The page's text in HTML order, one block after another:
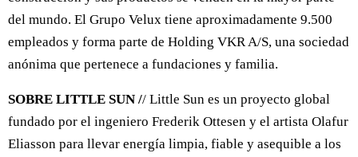
del mundo. El Grupo Velux tiene aproximadamente 9.500
empleados y forma parte de Holding VKR A/S, una sociedad
anónima que pertenece a fundaciones y familia.
SOBRE LITTLE SUN // Little Sun es un proyecto global
fundado por el ingeniero Frederik Ottesen y el artista Olafur
Eliasson para llevar energía limpia, fiable y asequible a los